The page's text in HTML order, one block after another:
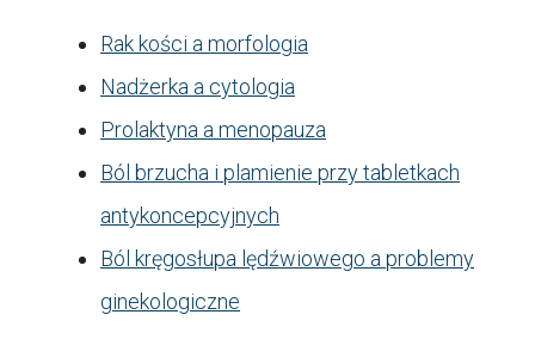
Rak kości a morfologia
Nadżerka a cytologia
Prolaktyna a menopauza
Ból brzucha i plamienie przy tabletkach
antykoncepcyjnych
Ból kręgosłupa lędźwiowego a problemy
ginekologiczne